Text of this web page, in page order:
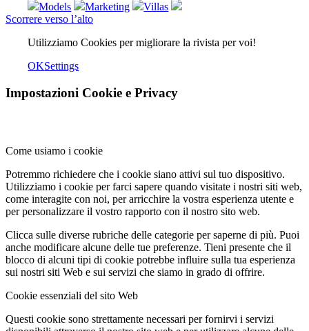
Models Marketing
Villas
Scorrere verso l’alto
Utilizziamo Cookies per migliorare la rivista per voi!
OKSettings
Impostazioni Cookie e Privacy
Come usiamo i cookie
Potremmo richiedere che i cookie siano attivi sul tuo dispositivo.
Utilizziamo i cookie per farci sapere quando visitate i nostri siti web,
come interagite con noi, per arricchire la vostra esperienza utente e
per personalizzare il vostro rapporto con il nostro sito web.
Clicca sulle diverse rubriche delle categorie per saperne di più. Puoi
anche modificare alcune delle tue preferenze. Tieni presente che il
blocco di alcuni tipi di cookie potrebbe influire sulla tua esperienza
sui nostri siti Web e sui servizi che siamo in grado di offrire.
Cookie essenziali del sito Web
Questi cookie sono strettamente necessari per fornirvi i servizi